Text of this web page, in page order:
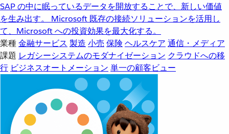
SAP の中に眠っているデータを開放することで、新しい価値
を生み出す。
Microsoft 既存の接続ソリューションを活用し
て、Microsoft への投資効果を最大化する。
業種金融サービス 製造 小売 保険 ヘルスケア 通信・メディア
課題 レガシーシステムのモダナイゼーション クラウドへの移
行 ビジネスオートメーション 単一の顧客ビュー